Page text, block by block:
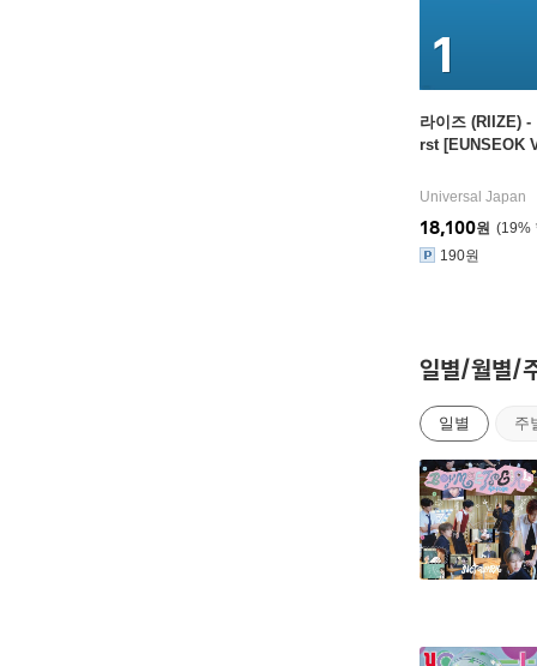
1
라이즈 (RIIZE)
rst [EUNSEOK
Universal Japan
19%
18,100원
190원
일별/월별/
일별 주